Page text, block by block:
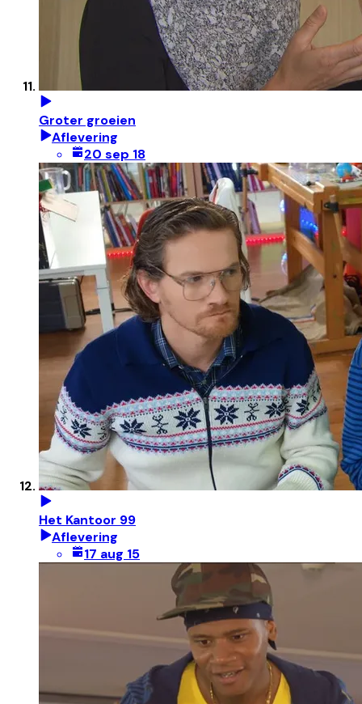
Groter groeien
Aflevering
20 sep 18
Het Kantoor 99
Aflevering
17 aug 15